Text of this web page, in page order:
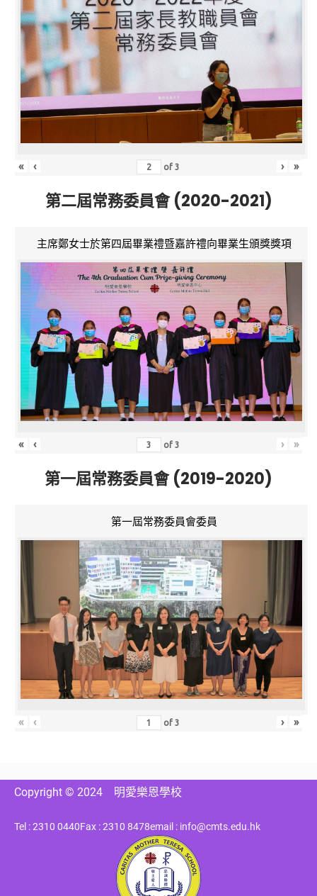
« ‹ of3 › »
第二屆常務委員會 (2020-2021)
主席鄭女士於第四屆畢業禮暨嘉許禮向畢業生頒獎獎項
« ‹ of3 › »
第一屆常務委員會 (2019-2020)
第一屆常務委員會委員
« ‹ of3 › »
Copyright © 2024 明愛樂恩學校
Tel : 2310 0440Fax : 2310 8478email : info@cmts.edu.hk